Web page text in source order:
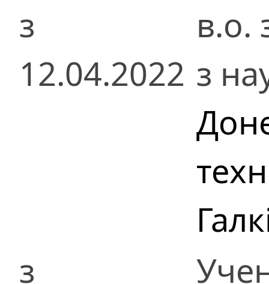
з
12.04.2022
в.о.
з
з